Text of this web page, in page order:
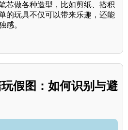
芯做各种造型，比如剪纸、搭积
的玩具不仅可以带来乐趣，还能
感。
假图：如何识别与避